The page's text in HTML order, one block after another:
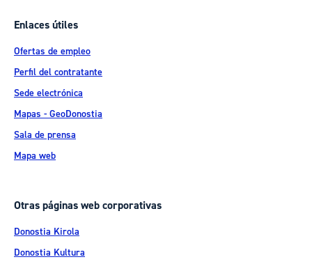
Enlaces útiles
Ofertas de empleo
Perfil del contratante
Sede electrónica
Mapas - GeoDonostia
Sala de prensa
Mapa web
Otras páginas web corporativas
Donostia Kirola
Donostia Kultura